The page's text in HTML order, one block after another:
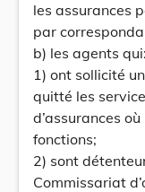
les assurances
par
b) les agents qui:
1) ont sollicité
quitté les
d’assurances
fonctions;
2) sont
Commissariat